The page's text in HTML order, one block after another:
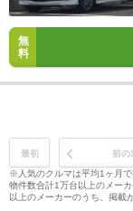
無
料
最初 前の
※人気のクルマは平均1ヶ月で
物件数合計1万台以上のメー
以上のメーカーのうち、掲載